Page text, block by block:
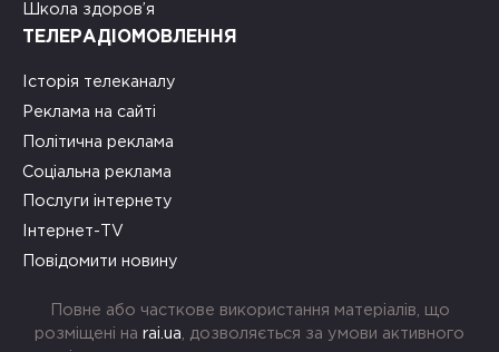
Школа здоров’я
ТЕЛЕРАДІОМОВЛЕННЯ
Історія телеканалу
Реклама на сайті
Політична реклама
Соціальна реклама
Послуги інтернету
Інтернет-TV
Повідомити новину
Повне або часткове використання матеріалів, що
розміщені на rai.ua , дозволяється за умови активного